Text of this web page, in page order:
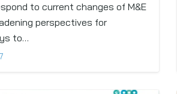
to current changes of M&E
perspectives for
to…